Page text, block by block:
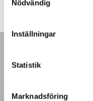
Nödvändig
Inställningar
Statistik
Marknadsföring